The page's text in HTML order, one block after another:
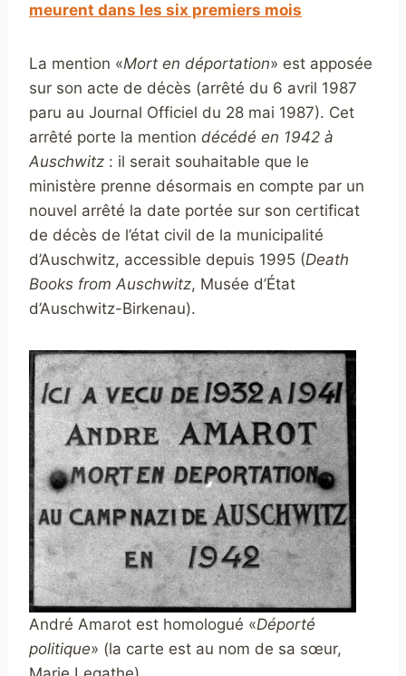
meurent dans les six premiers mois
La mention «Mort en déportation» est apposée
sur son acte de décès (arrêté du 6 avril 1987
paru au Journal Officiel du 28 mai 1987). Cet
arrêté porte la mention décédé en 1942 à
Auschwitz : il serait souhaitable que le
ministère prenne désormais en compte par un
nouvel arrêté la date portée sur son certificat
de décès de l’état civil de la municipalité
d’Auschwitz, accessible depuis 1995 (Death
Books from Auschwitz, Musée d’État
d’Auschwitz-Birkenau).
André Amarot est homologué «Déporté
politique» (la carte est au nom de sa sœur,